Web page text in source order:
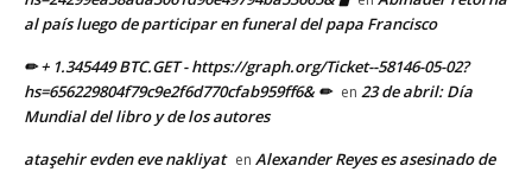
al país luego de participar en funeral del papa Francisco
✏ + 1.345449 BTC.GET - https://graph.org/Ticket--58146-05-02?
hs=656229804f79c9e2f6d770cfab959ff6& ✏ en 23 de abril: Día
Mundial del libro y de los autores
ataşehir evden eve nakliyat en Alexander Reyes es asesinado de